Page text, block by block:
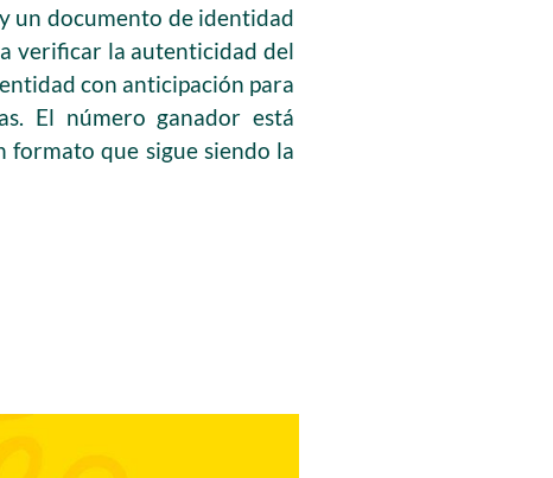
un documento de identidad
verificar la autenticidad del
con anticipación para
El número ganador está
formato que sigue siendo la